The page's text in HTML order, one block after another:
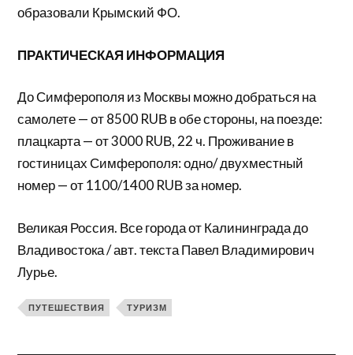
образовали Крымский ФО.
ПРАКТИЧЕСКАЯ ИНФОРМАЦИЯ
До Симферополя из Москвы можно добраться на
самолете — от 8500 RUВ в обе стороны, на поезде:
плацкарта — от 3000 RUВ, 22 ч. Проживание в
гостиницах Симферополя: одно/ двухместный
номер — от 1100/1400 RUВ за номер.
Великая Россия. Все города от Калининграда до
Владивостока / авт. текста Павел Владимирович
Лурье.
ПУТЕШЕСТВИЯ ТУРИЗМ